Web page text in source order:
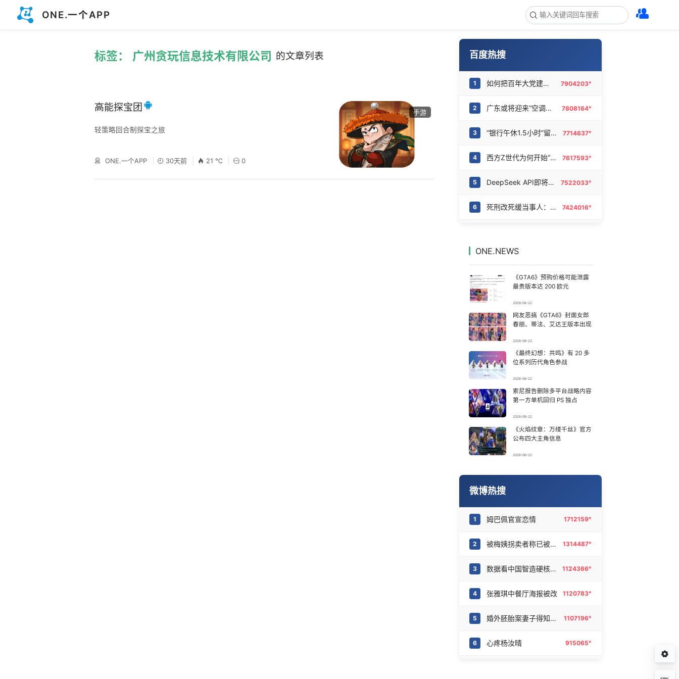
ONE.一个APP
标签： 广州贪玩信息技术有限公司 的文章列表
高能探宝团
轻策略回合制探宝之旅
手游
ONE.一个APP 30天前 21 ℃ 0
百度热搜
1 如何把百年大党建设得更加坚强有力 7904203°
2 广东或将迎来“空调外机” 7808164°
3 “银行午休1.5小时”留个窗口行不行 7714637°
4 西方Z世代为何开始“粉”中国 7617593°
5 DeepSeek API即将大幅涨价 7522033°
6 死刑改死缓当事人：已付出沉重代价 7424016°
9 被错换37年女子起诉医院：本不需辍学 7138645°
11
12 新疆疏附县发生8.5级地震系谣言 6849760°
13
14 一包瓜子 怎么就上美国制裁清单了 6667370°
15 国际名校扎堆来中国 6565625°
16
ONE.NEWS
《GTA6》预购价格可能泄露
最贵版本达 200 欧元
2026-06-22
网友恶搞《GTA6》封面女郎
春丽、蒂法、艾达王版本出现
2026-06-22
《最终幻想：共鸣》有 20 多
位系列历代角色参战
2026-06-22
索尼报告删除多平台战略内容
第一方单机回归 PS 独占
2026-06-22
《火焰纹章：万缕千丝》官方
公布四大主角信息
2026-06-22
微博热搜
1 姆巴佩官宣恋情 1712159°
2 被梅姨拐卖者称已被养父母删除 1314487°
3 数据看中国智造硬核实力 1124366°
4 张雅琪中餐厅海报被改 1120783°
5 婚外胚胎案妻子得知胚胎销毁双手颤抖 1107196°
6 心疼杨汝晴 915065°